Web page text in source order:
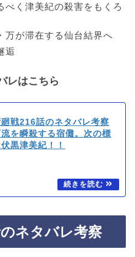
べく津美紀の殺害をもくろ
万が滞在する仙台結界へ
逅
レはこちら
戦216話のネタバレ考察
流を瞬殺する宿儺。次の標
黒津美紀！！
ネタバレ考察